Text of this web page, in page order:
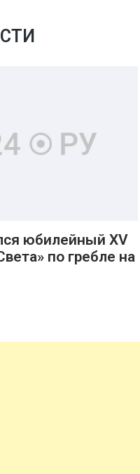
юбилейный XV
по гребле на